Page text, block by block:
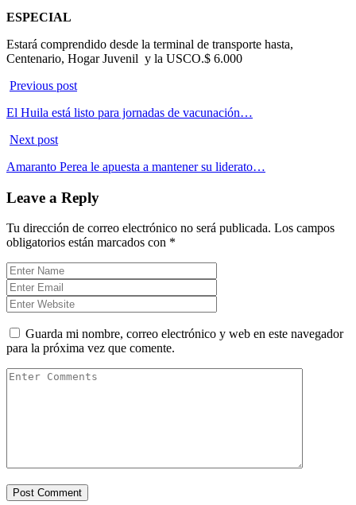
ESPECIAL
Estará comprendido desde la terminal de transporte hasta,
Centenario, Hogar Juvenil y la USCO.$ 6.000
Previous post
El Huila está listo para jornadas de vacunación…
Next post
Amaranto Perea le apuesta a mantener su liderato…
Leave a Reply
Tu dirección de correo electrónico no será publicada. Los campos
obligatorios están marcados con *
Guarda mi nombre, correo electrónico y web en este navegador
para la próxima vez que comente.